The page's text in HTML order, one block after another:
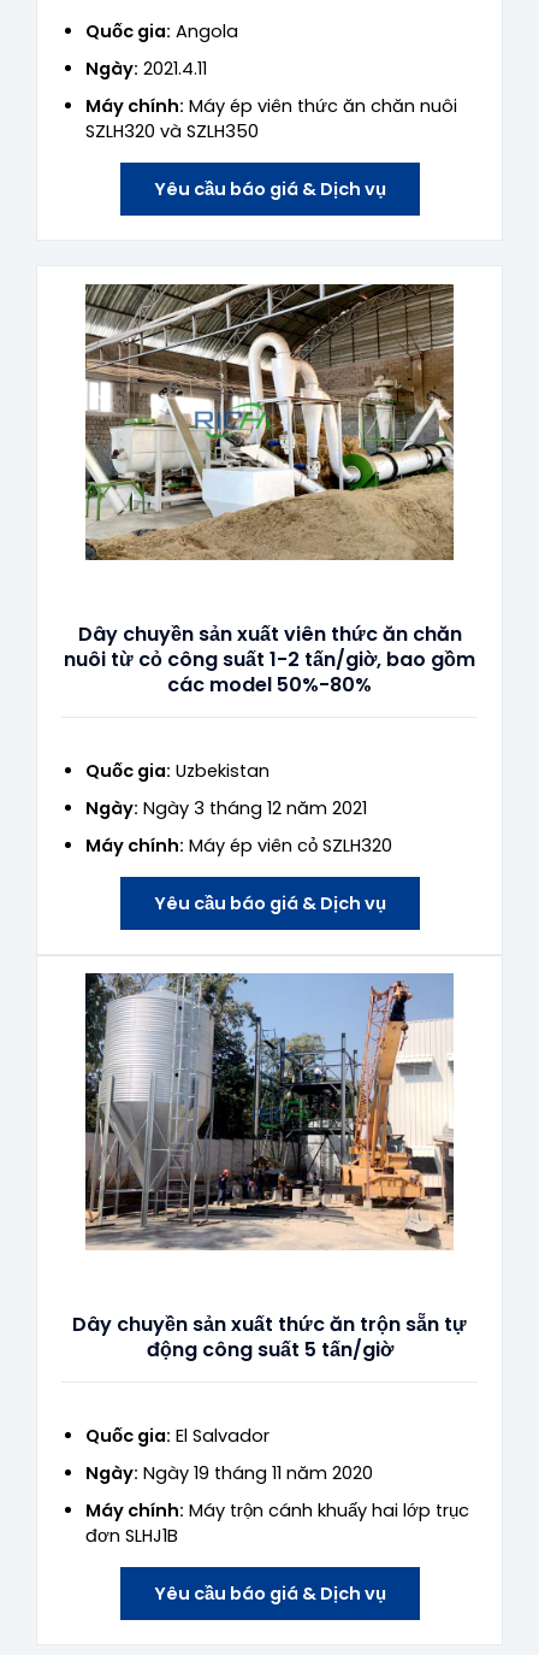
Quốc gia: Angola
Ngày: 2021.4.11
Máy chính: Máy ép viên thức ăn chăn nuôi
SZLH320 và SZLH350
Yêu cầu báo giá & Dịch vụ
Dây chuyền sản xuất viên thức ăn chăn
nuôi từ cỏ công suất 1-2 tấn/giờ, bao gồm
các model 50%-80%
Quốc gia: Uzbekistan
Ngày: Ngày 3 tháng 12 năm 2021
Máy chính: Máy ép viên cỏ SZLH320
Yêu cầu báo giá & Dịch vụ
Dây chuyền sản xuất thức ăn trộn sẵn tự
động công suất 5 tấn/giờ
Quốc gia: El Salvador
Ngày: Ngày 19 tháng 11 năm 2020
Máy chính: Máy trộn cánh khuấy hai lớp trục
đơn SLHJ1B
Yêu cầu báo giá & Dịch vụ